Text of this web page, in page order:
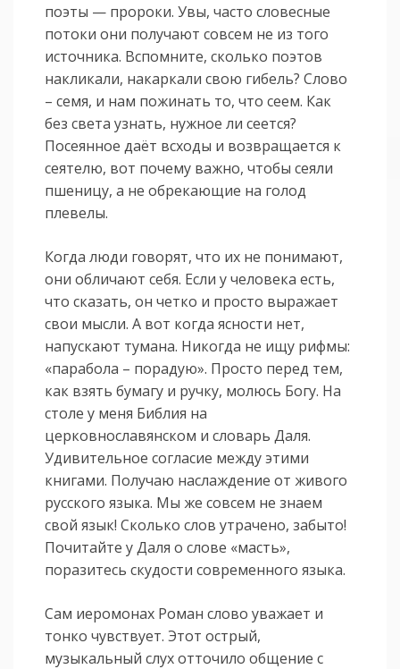
поэты — пророки. Увы, часто словесные
потоки они получают совсем не из того
источника. Вспомните, сколько поэтов
накликали, накаркали свою гибель? Слово
– семя, и нам пожинать то, что сеем. Как
без света узнать, нужное ли сеется?
Посеянное даёт всходы и возвращается к
сеятелю, вот почему важно, чтобы сеяли
пшеницу, а не обрекающие на голод
плевелы.
Когда люди говорят, что их не понимают,
они обличают себя. Если у человека есть,
что сказать, он четко и просто выражает
свои мысли. А вот когда ясности нет,
напускают тумана. Никогда не ищу рифмы:
«парабола – порадую». Просто перед тем,
как взять бумагу и ручку, молюсь Богу. На
столе у меня Библия на
церковнославянском и словарь Даля.
Удивительное согласие между этими
книгами. Получаю наслаждение от живого
русского языка. Мы же совсем не знаем
свой язык! Сколько слов утрачено, забыто!
Почитайте у Даля о слове «масть»,
поразитесь скудости современного языка.
Сам иеромонах Роман слово уважает и
тонко чувствует. Этот острый,
музыкальный слух отточило общение с